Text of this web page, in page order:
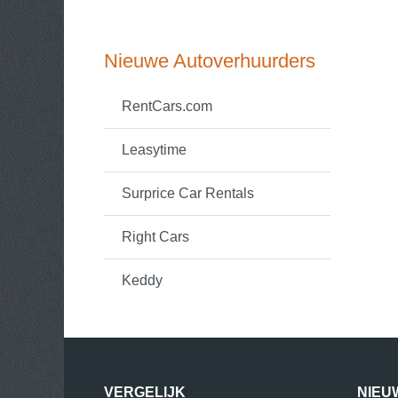
Nieuwe Autoverhuurders
RentCars.com
Leasytime
Surprice Car Rentals
Right Cars
Keddy
VERGELIJK